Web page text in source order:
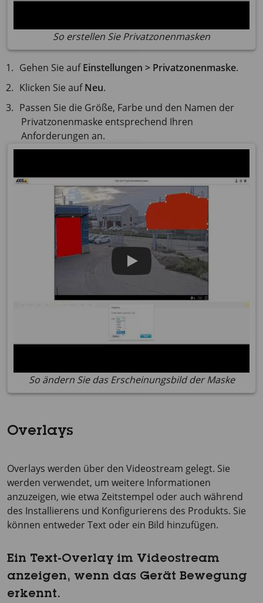
So erstellen Sie Privatzonenmasken
Gehen Sie aufEinstellungen > Privatzonenmaske.
Klicken Sie aufNeu.
Passen Sie die Größe, Farbe und den Namen der
Privatzonenmaske entsprechend Ihren
Anforderungen an.
So ändern Sie das Erscheinungsbild der Maske
Overlays
Overlays werden über den Videostream gelegt. Sie
werden verwendet, um weitere Informationen
anzuzeigen, wie etwa Zeitstempel oder auch während
des Installierens und Konfigurierens des Produkts. Sie
können entweder Text oder ein Bild hinzufügen.
Ein Text-Overlay im Videostream
anzeigen, wenn das Gerät Bewegung
erkennt.